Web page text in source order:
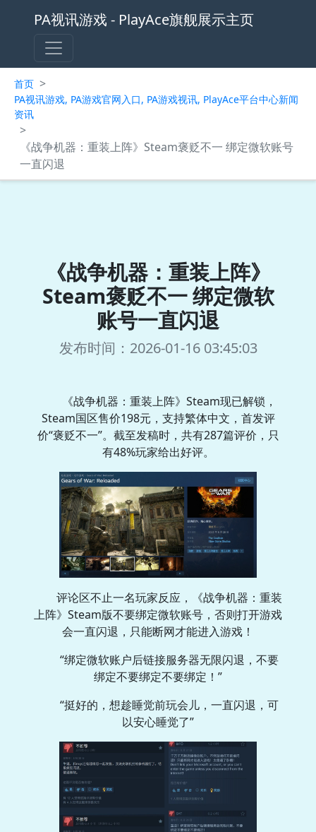
PA视讯游戏 - PlayAce旗舰展示主页
首页 >
PA视讯游戏, PA游戏官网入口, PA游戏视讯, PlayAce平台中心新闻
资讯
>
《战争机器：重装上阵》Steam褒贬不一 绑定微软账号
一直闪退
《战争机器：重装上阵》
Steam褒贬不一 绑定微软
账号一直闪退
发布时间：2026-01-16 03:45:03
《战争机器：重装上阵》Steam现已解锁，
Steam国区售价198元，支持繁体中文，首发评
价“褒贬不一”。截至发稿时，共有287篇评价，只
有48%玩家给出好评。
评论区不止一名玩家反应，《战争机器：重装
上阵》Steam版不要绑定微软账号，否则打开游戏
会一直闪退，只能断网才能进入游戏！
“绑定微软账户后链接服务器无限闪退，不要
绑定不要绑定不要绑定！”
“挺好的，想趁睡觉前玩会儿，一直闪退，可
以安心睡觉了”